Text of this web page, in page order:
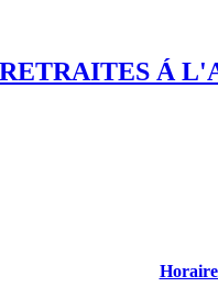
RETRAITES Á